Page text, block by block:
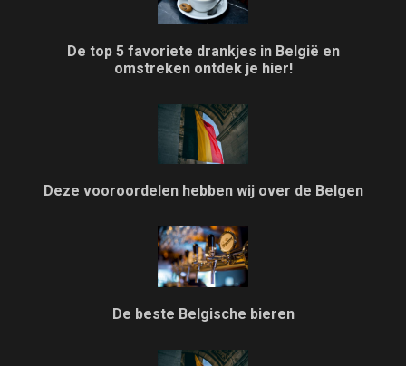
De top 5 favoriete drankjes in België en
omstreken ontdek je hier!
Deze vooroordelen hebben wij over de Belgen
De beste Belgische bieren